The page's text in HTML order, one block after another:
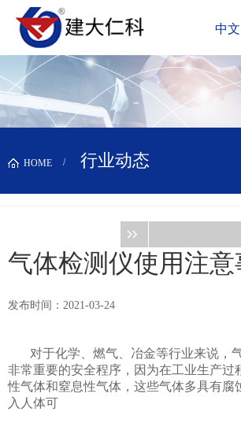
中文
HOME 行业动态
气体检测仪使用注意
发布时间：2021-03-24
对于化学、燃气、冶金等行业来说，
非常重要的安全程序，因为在工业生产过
性气体和窒息性气体，这些气体多具有腐
入人体可